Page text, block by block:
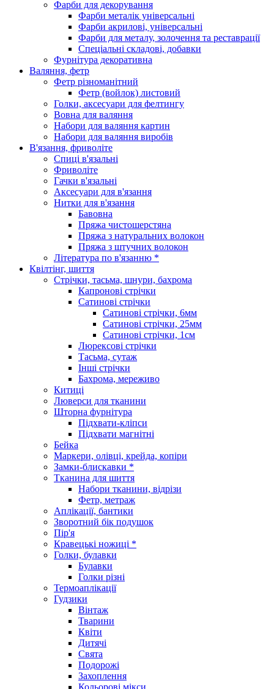
Фарби для декорування
Фарби металік універсальні
Фарби акрилові, універсальні
Фарби для металу, золочення та реставрації
Спеціальні складові, добавки
Фурнітура декоративна
Валяння, фетр
Фетр різноманітний
Фетр (войлок) листовий
Голки, аксесуари для фелтингу
Вовна для валяння
Набори для валяння картин
Набори для валяння виробів
В'язання, фриволіте
Спиці в'язальні
Фриволіте
Гачки в'язальні
Аксесуари для в'язання
Нитки для в'язання
Бавовна
Пряжа чистошерстяна
Пряжа з натуральних волокон
Пряжа з штучних волокон
Література по в'язанню *
Квілтінг, шиття
Стрічки, тасьма, шнури, бахрома
Капронові стрічки
Сатинові стрічки
Сатинові стрічки, 6мм
Сатинові стрічки, 25мм
Сатинові стрічки, 1см
Люрексові стрічки
Тасьма, сутаж
Інші стрічки
Бахрома, мереживо
Китиці
Люверси для тканини
Шторна фурнітура
Підхвати-кліпси
Підхвати магнітні
Бейка
Маркери, олівці, крейда, копіри
Замки-блискавки *
Тканина для шиття
Набори тканини, відрізи
Фетр, метраж
Аплікації, бантики
Зворотний бік подушок
Пір'я
Кравецькі ножиці *
Голки, булавки
Булавки
Голки різні
Термоаплікації
Гудзики
Вінтаж
Тварини
Квіти
Дитячі
Свята
Подорожі
Захоплення
Кольорові мікси